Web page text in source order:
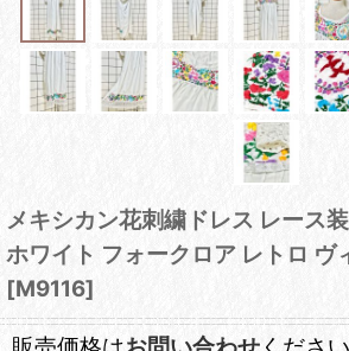
メキシカン花刺繍ドレス レース
ホワイト フォークロア レトロ ヴ
[M9116]